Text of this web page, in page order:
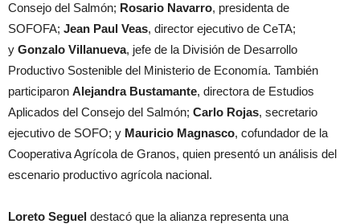
Consejo del Salmón; Rosario Navarro, presidenta de
SOFOFA; Jean Paul Veas, director ejecutivo de CeTA;
y Gonzalo Villanueva, jefe de la División de Desarrollo
Productivo Sostenible del Ministerio de Economía. También
participaron Alejandra Bustamante, directora de Estudios
Aplicados del Consejo del Salmón; Carlo Rojas, secretario
ejecutivo de SOFO; y Mauricio Magnasco, cofundador de la
Cooperativa Agrícola de Granos, quien presentó un análisis del
escenario productivo agrícola nacional.
Loreto Seguel destacó que la alianza representa una